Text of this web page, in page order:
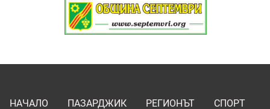
НАЧАЛО ПАЗАРДЖИК РЕГИОНЪТ
СПОРТ